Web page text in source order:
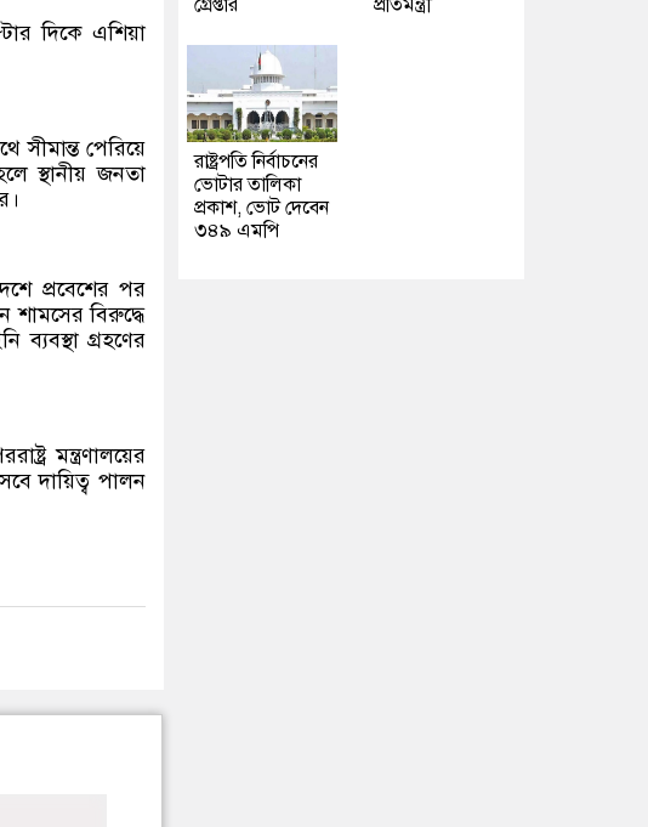
দিকে এশিয়া
সীমান্ত পেরিয়ে
স্থানীয় জনতা
প্রবেশের পর
শামসের বিরুদ্ধে
ব্যবস্থা গ্রহণের
মন্ত্রণালয়ের
দায়িত্ব পালন
গ্রেপ্তার
প্রতিমন্ত্রী
রাষ্ট্রপতি নির্বাচনের
ভোটার তালিকা
প্রকাশ, ভোট দেবেন
৩৪৯ এমপি